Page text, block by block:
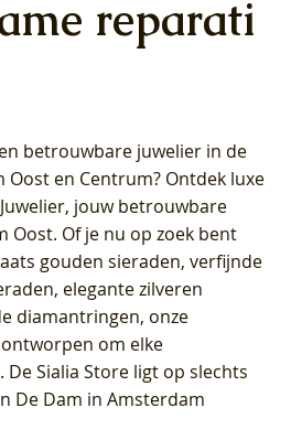
reparati
betrouwbare juwelier in de
Oost en Centrum? Ontdek luxe
jouw betrouwbare
Oost. Of je nu op zoek bent
gouden sieraden, verfijnde
elegante zilveren
diamantringen, onze
om elke
De Sialia Store ligt op slechts
De Dam in Amsterdam